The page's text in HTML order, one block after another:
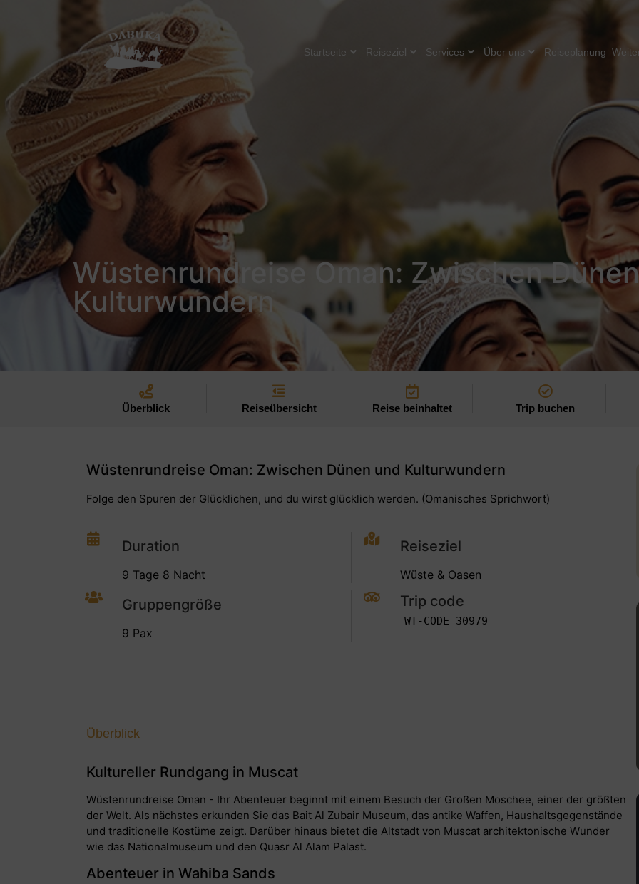
Startseite Reiseziel Services Über uns Reiseplanung
Wüstenrundreise Oman: Zwischen
Kulturwundern
Überblick Reiseübersicht Reise beinhaltet Trip buchen
Wüstenrundreise Oman: Zwischen Dünen und Kulturwundern
Folge den Spuren der Glücklichen, und du wirst glücklich werden. (Omanisches Sprichwort)
Duration
9 Tage 8 Nacht
Reiseziel
Wüste & Oasen
Gruppengröße
9 Pax
Trip code
WT-CODE 30979
Überblick
Kultureller Rundgang in Muscat
Wüstenrundreise Oman - Ihr Abenteuer beginnt mit einem Besuch der Großen Moschee, einer der größten
der Welt. Als nächstes erkunden Sie das Bait Al Zubair Museum, das antike Waffen, Haushaltsgegenstände
und traditionelle Kostüme zeigt. Darüber hinaus bietet die Altstadt von Muscat architektonische Wunder
wie das Nationalmuseum und den Quasr Al Alam Palast.
Abenteuer in Wahiba Sands